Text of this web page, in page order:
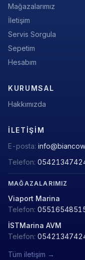
Mağazalarımız
İletişim
Servis Sorgula
Sepetim
Hesabım
KURUMSAL
Hakkımızda
İLETIŞIM
E-posta:
Telefon:
MAĞAZALARIMIZ
Viaport Marina
Telefon:
İSTMarina AVM
Telefon:
Tüm iletişim →